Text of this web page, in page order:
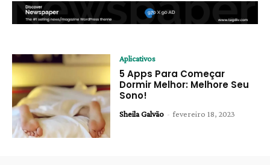
Aplicativos
5 Apps Para Começar
Dormir Melhor: Melhore Seu
Sono!
Sheila Galvão - fevereiro 18, 2023